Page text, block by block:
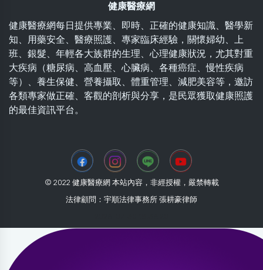
健康醫療網
健康醫療網每日提供專業、即時、正確的健康知識、醫學新
知、用藥安全、醫療照護、專家臨床經驗，關懷婦幼、上
班、銀髮、年輕各大族群的生理、心理健康狀況，尤其對重
大疾病（糖尿病、高血壓、心臟病、各種癌症、慢性疾病
等）、養生保健、營養攝取、體重管理、減肥美容等，邀訪
各類專家做正確、客觀的剖析與分享，是民眾獲取健康照護
的最佳資訊平台。
© 2022 健康醫療網 本站內容，非經授權，嚴禁轉載
法律顧問：宇順法律事務所 張耕豪律師